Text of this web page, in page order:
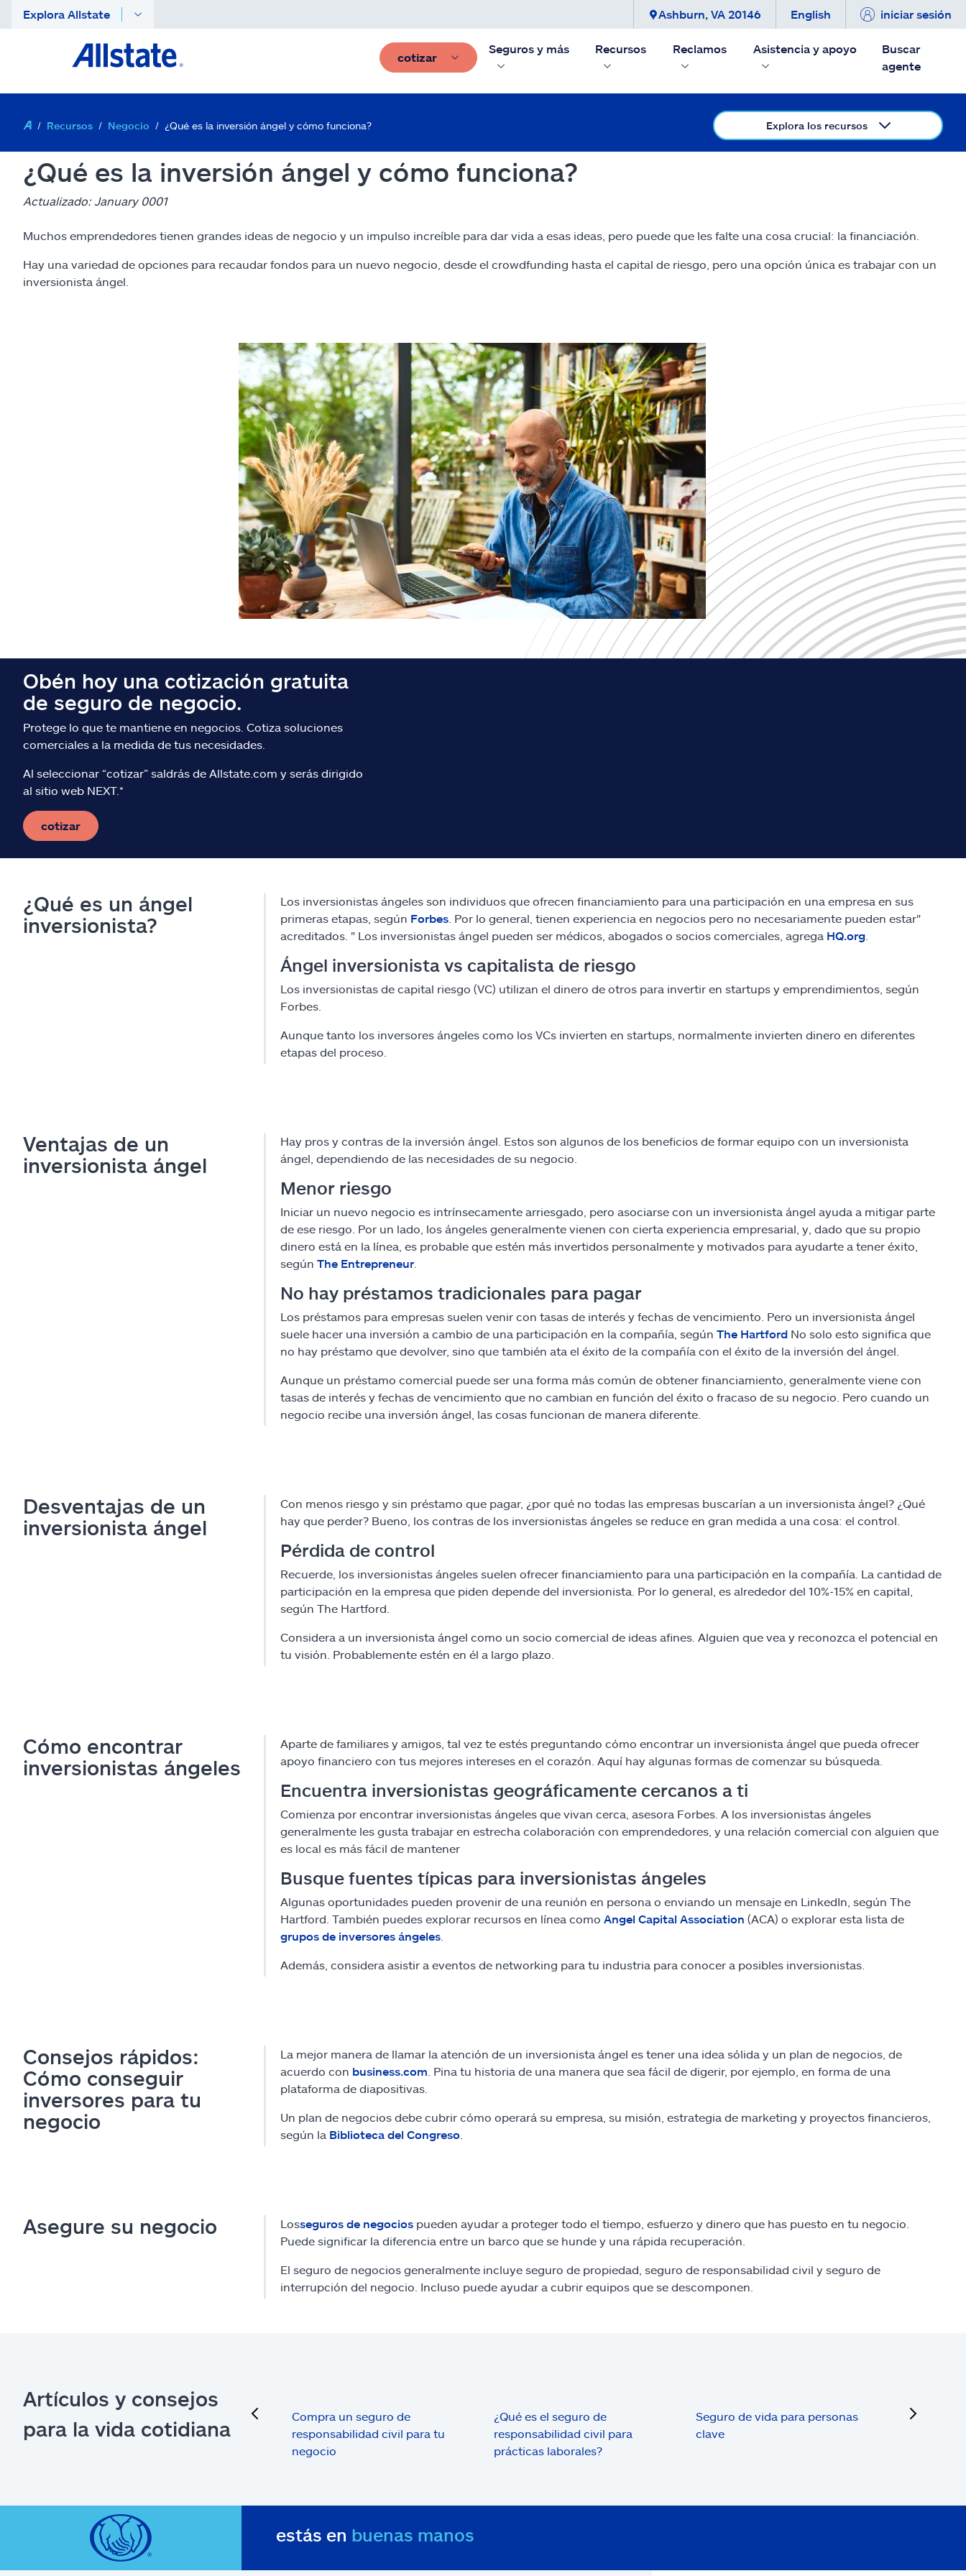
Explora Allstate Ashburn, VA 20146 English iniciar sesión
cotizar
Seguros y más Recursos Reclamos Asistencia y apoyo
Buscar
agente
Recursos Negocio ¿Qué es la inversión ángel y cómo funciona? Explora los recursos
¿Qué es la inversión ángel y cómo funciona?
Actualizado: January 0001
Muchos emprendedores tienen grandes ideas de negocio y un impulso increíble para dar vida a esas ideas, pero puede que les falte una cosa crucial: la financiación.
Hay una variedad de opciones para recaudar fondos para un nuevo negocio, desde el crowdfunding hasta el capital de riesgo, pero una opción única es trabajar con un
inversionista ángel.
Obén hoy una cotización gratuita
de seguro de negocio.
Protege lo que te mantiene en negocios. Cotiza soluciones
comerciales a la medida de tus necesidades.
Al seleccionar “cotizar” saldrás de Allstate.com y serás dirigido
al sitio web NEXT.*
cotizar
¿Qué es un ángel
inversionista?
Los inversionistas ángeles son individuos que ofrecen financiamiento para una participación en una empresa en sus
primeras etapas, según Forbes. Por lo general, tienen experiencia en negocios pero no necesariamente pueden estar"
acreditados. " Los inversionistas ángel pueden ser médicos, abogados o socios comerciales, agrega HQ.org.
Ángel inversionista vs capitalista de riesgo
Los inversionistas de capital riesgo (VC) utilizan el dinero de otros para invertir en startups y emprendimientos, según
Forbes.
Aunque tanto los inversores ángeles como los VCs invierten en startups, normalmente invierten dinero en diferentes
etapas del proceso.
Ventajas de un
inversionista ángel
Hay pros y contras de la inversión ángel. Estos son algunos de los beneficios de formar equipo con un inversionista
ángel, dependiendo de las necesidades de su negocio.
Menor riesgo
Iniciar un nuevo negocio es intrínsecamente arriesgado, pero asociarse con un inversionista ángel ayuda a mitigar parte
de ese riesgo. Por un lado, los ángeles generalmente vienen con cierta experiencia empresarial, y, dado que su propio
dinero está en la línea, es probable que estén más invertidos personalmente y motivados para ayudarte a tener éxito,
según The Entrepreneur.
No hay préstamos tradicionales para pagar
Los préstamos para empresas suelen venir con tasas de interés y fechas de vencimiento. Pero un inversionista ángel
suele hacer una inversión a cambio de una participación en la compañía, según The HartfordNo solo esto significa que
no hay préstamo que devolver, sino que también ata el éxito de la compañía con el éxito de la inversión del ángel.
Aunque un préstamo comercial puede ser una forma más común de obtener financiamiento, generalmente viene con
tasas de interés y fechas de vencimiento que no cambian en función del éxito o fracaso de su negocio. Pero cuando un
negocio recibe una inversión ángel, las cosas funcionan de manera diferente.
Desventajas de un
inversionista ángel
Con menos riesgo y sin préstamo que pagar, ¿por qué no todas las empresas buscarían a un inversionista ángel? ¿Qué
hay que perder? Bueno, los contras de los inversionistas ángeles se reduce en gran medida a una cosa: el control.
Pérdida de control
Recuerde, los inversionistas ángeles suelen ofrecer financiamiento para una participación en la compañía. La cantidad de
participación en la empresa que piden depende del inversionista. Por lo general, es alrededor del 10%-15% en capital,
según The Hartford.
Considera a un inversionista ángel como un socio comercial de ideas afines. Alguien que vea y reconozca el potencial en
tu visión. Probablemente estén en él a largo plazo.
Cómo encontrar
inversionistas ángeles
Aparte de familiares y amigos, tal vez te estés preguntando cómo encontrar un inversionista ángel que pueda ofrecer
apoyo financiero con tus mejores intereses en el corazón. Aquí hay algunas formas de comenzar su búsqueda.
Encuentra inversionistas geográficamente cercanos a ti
Comienza por encontrar inversionistas ángeles que vivan cerca, asesora Forbes. A los inversionistas ángeles
generalmente les gusta trabajar en estrecha colaboración con emprendedores, y una relación comercial con alguien que
es local es más fácil de mantener
Busque fuentes típicas para inversionistas ángeles
Algunas oportunidades pueden provenir de una reunión en persona o enviando un mensaje en LinkedIn, según The
Hartford. También puedes explorar recursos en línea como Angel Capital Association (ACA) o explorar esta lista de
grupos de inversores ángeles.
Además, considera asistir a eventos de networking para tu industria para conocer a posibles inversionistas.
Consejos rápidos:
Cómo conseguir
inversores para tu
negocio
La mejor manera de llamar la atención de un inversionista ángel es tener una idea sólida y un plan de negocios, de
acuerdo con business.com . Pina tu historia de una manera que sea fácil de digerir, por ejemplo, en forma de una
plataforma de diapositivas.
Un plan de negocios debe cubrir cómo operará su empresa, su misión, estrategia de marketing y proyectos financieros,
según la Biblioteca del Congreso.
Asegure su negocio Losseguros de negociospueden ayudar a proteger todo el tiempo, esfuerzo y dinero que has puesto en tu negocio.
Puede significar la diferencia entre un barco que se hunde y una rápida recuperación.
El seguro de negocios generalmente incluye seguro de propiedad, seguro de responsabilidad civil y seguro de
interrupción del negocio. Incluso puede ayudar a cubrir equipos que se descomponen.
Artículos y consejos
para la vida cotidiana
Compra un seguro de
responsabilidad civil para tu
negocio
¿Qué es el seguro de
responsabilidad civil para
prácticas laborales?
Seguro de vida para personas
clave
next
estás en buenas manos